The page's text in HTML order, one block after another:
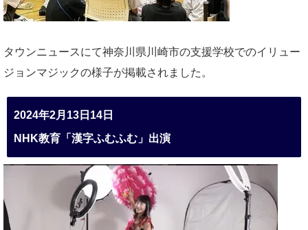
タウンニュースにて神奈川県川崎市の支援学校でのイリュー
ジョンマジックの様子が掲載されました。
2024年2月13日14日
NHK教育「漢字ふむふむ」出演